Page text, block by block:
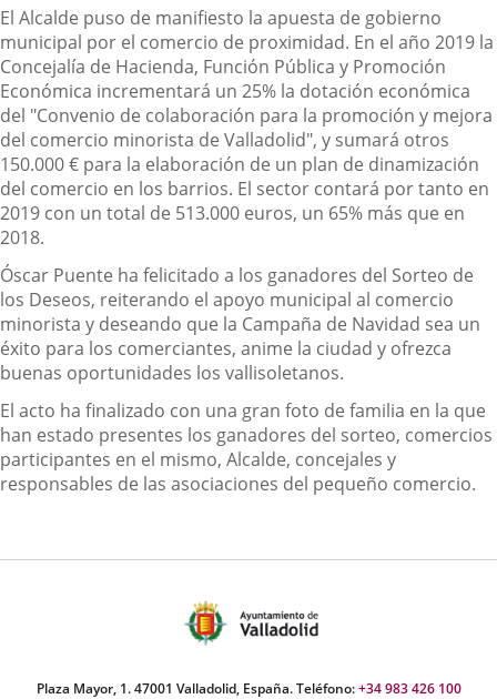
El Alcalde puso de manifiesto la apuesta de gobierno
municipal por el comercio de proximidad. En el año 2019 la
Concejalía de Hacienda, Función Pública y Promoción
Económica incrementará un 25% la dotación económica
del "Convenio de colaboración para la promoción y mejora
del comercio minorista de Valladolid", y sumará otros
150.000 € para la elaboración de un plan de dinamización
del comercio en los barrios. El sector contará por tanto en
2019 con un total de 513.000 euros, un 65% más que en
2018.
Óscar Puente ha felicitado a los ganadores del Sorteo de
los Deseos, reiterando el apoyo municipal al comercio
minorista y deseando que la Campaña de Navidad sea un
éxito para los comerciantes, anime la ciudad y ofrezca
buenas oportunidades los vallisoletanos.
El acto ha finalizado con una gran foto de familia en la que
han estado presentes los ganadores del sorteo, comercios
participantes en el mismo, Alcalde, concejales y
responsables de las asociaciones del pequeño comercio.
Plaza Mayor, 1. 47001 Valladolid, España. Teléfono:+34 983 426 100